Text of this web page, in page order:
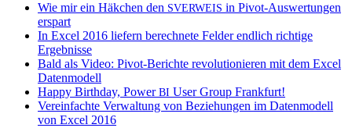
Wie mir ein Häkchen den SVERWEIS in Pivot-Auswertungen
erspart
In Excel 2016 liefern berechnete Felder endlich richtige
Ergebnisse
Bald als Video: Pivot-Berichte revolutionieren mit dem Excel
Datenmodell
Happy Birthday, PowerBI User Group Frankfurt!
Vereinfachte Verwaltung von Beziehungen im Datenmodell
von Excel 2016